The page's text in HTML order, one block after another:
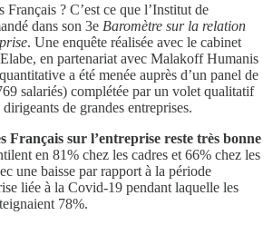
Français ? C’est ce que l’Institut de
dans son 3e Baromètre sur la relation
. Une enquête réalisée avec le cabinet
en partenariat avec Malakoff Humanis
a été menée auprès d’un panel de
salariés) complétée par un volet qualitatif
de grandes entreprises.
Français sur l’entreprise reste très bonne
en 81% chez les cadres et 66% chez les
une baisse par rapport à la période
liée à la Covid-19 pendant laquelle les
78%.